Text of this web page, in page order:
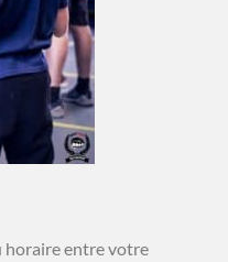
horaire entre votre